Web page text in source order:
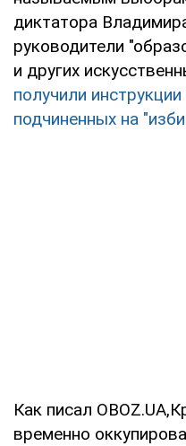
диктатора
руководители
и других
получили
подчиненных на
Как писал
временно